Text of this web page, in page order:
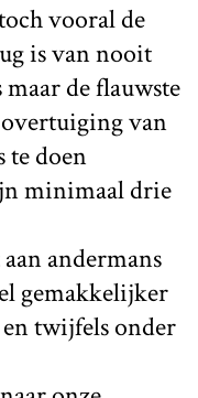
vooral de
is van nooit
maar de flauwste
van
te doen
minimaal drie
andermans
gemakkelijker
twijfels onder